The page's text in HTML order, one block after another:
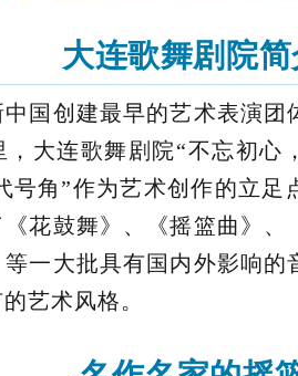
大连歌舞剧院
国创建最早的艺术表演团
，大连歌舞剧院“不忘初心
号角”作为艺术创作的立足
花鼓舞》、《摇篮曲》
一大批具有国内外影响的
艺术风格。